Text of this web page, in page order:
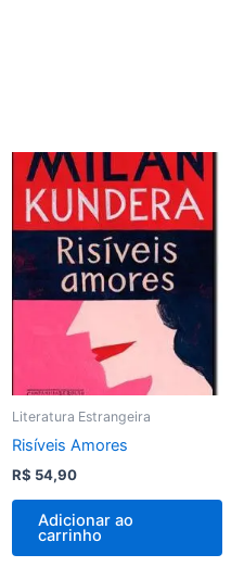
Literatura Estrangeira
Risíveis Amores
R$ 54,90
Adicionar ao
carrinho